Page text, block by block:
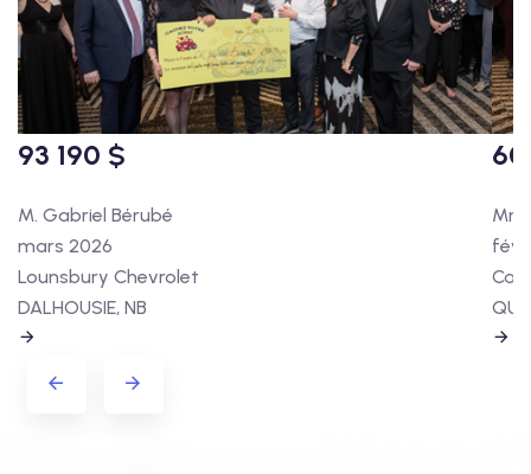
93 190 $
M. Gabriel Bérubé
mars 2026
Lounsbury Chevrolet
DALHOUSIE, NB
60